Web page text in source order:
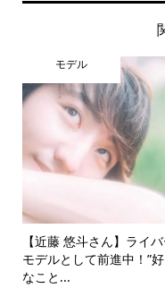
モデル
【近藤 悠斗さん】ライ
モデルとして前進中！”好
なこと...